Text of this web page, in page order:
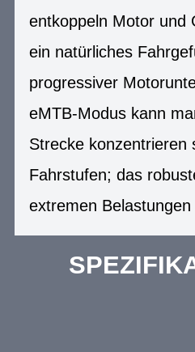
entkoppeln Motor und
ein natürliches
progressiver
eMTB-Modus kann
Strecke konzentrieren
Fahrstufen; das
extremen Belastungen